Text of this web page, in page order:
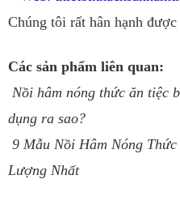
Chúng tôi rất hân hạnh
Các sản phẩm liên quan:
Nồi hâm nóng thức ăn tiệc
dụng ra sao?
9 Mẫu Nồi Hâm Nóng
Lượng Nhất